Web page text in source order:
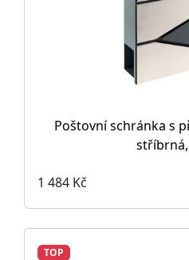
Poštovní schránka s
1 484 Kč
TOP